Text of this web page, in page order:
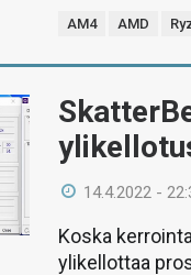
AM4 AMD
14.4.2022 -
Koska
ylikellottaa